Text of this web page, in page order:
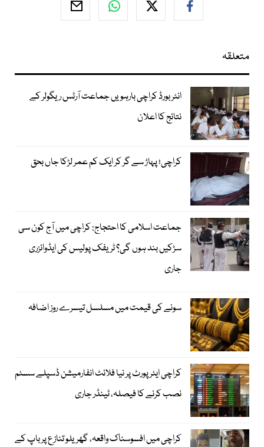
متعلقہ
انٹر بورڈ کراچی بارہویں جماعت آرٹس ریگولر کے
نتائج کا اعلان
کراچی؛ پہاڑ سے گر کر ایک کم عمر لڑکا جاں بحق
جماعت اسلامی کا احتجاج: کراچی میں آج کون سی
سڑکیں بند ہوں گی؟ ٹریفک پولیس کی ایڈوائزری
جاری
سونے کی قیمت میں مسلسل تیسرے روز اضافہ
کراچی ایئرپورٹ پر نیا فلائٹ انفارمیشن ڈسپلے سسٹم
نصب کرنے کا فیصلہ، ٹینڈر جاری
کراچی میں افسوسناک واقعہ، گھریلو تنازع پر باپ کے